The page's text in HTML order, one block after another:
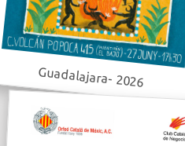
Guadalajara- 2026